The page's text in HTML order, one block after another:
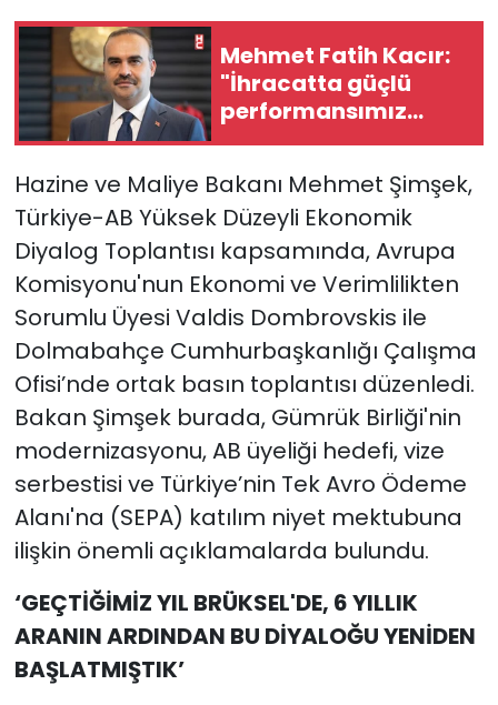
Mehmet Fatih Kacır:
"İhracatta güçlü
performansımız
devam ediyor"
Hazine ve Maliye Bakanı Mehmet Şimşek,
Türkiye-AB Yüksek Düzeyli Ekonomik
Diyalog Toplantısı kapsamında, Avrupa
Komisyonu'nun Ekonomi ve Verimlilikten
Sorumlu Üyesi Valdis Dombrovskis ile
Dolmabahçe Cumhurbaşkanlığı Çalışma
Ofisi’nde ortak basın toplantısı düzenledi.
Bakan Şimşek burada, Gümrük Birliği'nin
modernizasyonu, AB üyeliği hedefi, vize
serbestisi ve Türkiye’nin Tek Avro Ödeme
Alanı'na (SEPA) katılım niyet mektubuna
ilişkin önemli açıklamalarda bulundu.
‘GEÇTİĞİMİZ YIL BRÜKSEL'DE, 6 YILLIK
ARANIN ARDINDAN BU DİYALOĞU YENİDEN
BAŞLATMIŞTIK’